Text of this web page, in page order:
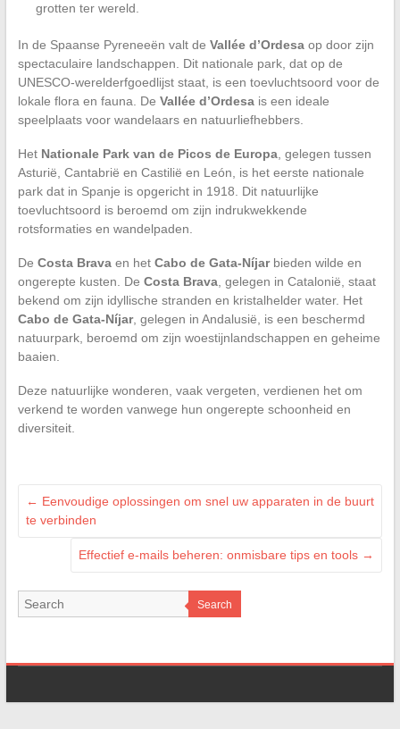
grotten ter wereld.
In de Spaanse Pyreneeën valt de Vallée d’Ordesaop door zijn
spectaculaire landschappen. Dit nationale park, dat op de
UNESCO-werelderfgoedlijst staat, is een toevluchtsoord voor de
lokale flora en fauna. De Vallée d’Ordesais een ideale
speelplaats voor wandelaars en natuurliefhebbers.
Het Nationale Park van de Picos de Europa, gelegen tussen
Asturië, Cantabrië en Castilië en León, is het eerste nationale
park dat in Spanje is opgericht in 1918. Dit natuurlijke
toevluchtsoord is beroemd om zijn indrukwekkende
rotsformaties en wandelpaden.
De Costa Bravaen het Cabo de Gata-Níjarbieden wilde en
ongerepte kusten. De Costa Brava, gelegen in Catalonië, staat
bekend om zijn idyllische stranden en kristalhelder water. Het
Cabo de Gata-Níjar, gelegen in Andalusië, is een beschermd
natuurpark, beroemd om zijn woestijnlandschappen en geheime
baaien.
Deze natuurlijke wonderen, vaak vergeten, verdienen het om
verkend te worden vanwege hun ongerepte schoonheid en
diversiteit.
← Eenvoudige oplossingen om snel uw apparaten in de buurt
te verbinden
Effectief e-mails beheren: onmisbare tips en tools →
Search